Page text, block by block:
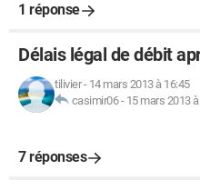
1 réponse
Délais légal de débit
tilivier- 14 mars 2013 à 16:45
casimir06- 15 mars 2013
7 réponses